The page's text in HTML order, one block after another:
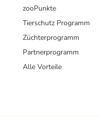
zooPunkte
Tierschutz Programm
Züchterprogramm
Partnerprogramm
Alle Vorteile